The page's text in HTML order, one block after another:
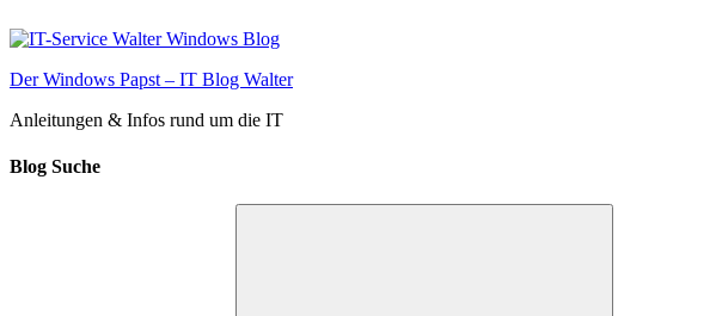
Inhalt
Der Windows Papst – IT Blog Walter
Anleitungen & Infos rund um die IT
Blog Suche